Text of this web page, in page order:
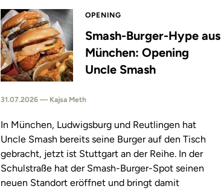
OPENING
Smash-Burger-Hype aus
München: Opening
Uncle Smash
31.07.2026 — Kajsa Meth
In München, Ludwigsburg und Reutlingen hat
Uncle Smash bereits seine Burger auf den Tisch
gebracht, jetzt ist Stuttgart an der Reihe. In der
Schulstraße hat der Smash-Burger-Spot seinen
neuen Standort eröffnet und bringt damit